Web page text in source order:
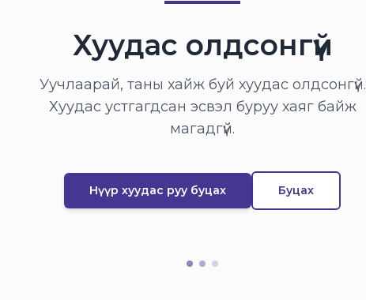
Хуудас олдсонгүй
Уучлаарай, таны хайж буй хуудас олдсонгүй.
Хуудас устгагдсан эсвэл буруу хаяг байж
магадгүй.
Нүүр хуудас руу буцах Буцах